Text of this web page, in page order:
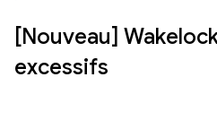
[Nouveau]
excessifs